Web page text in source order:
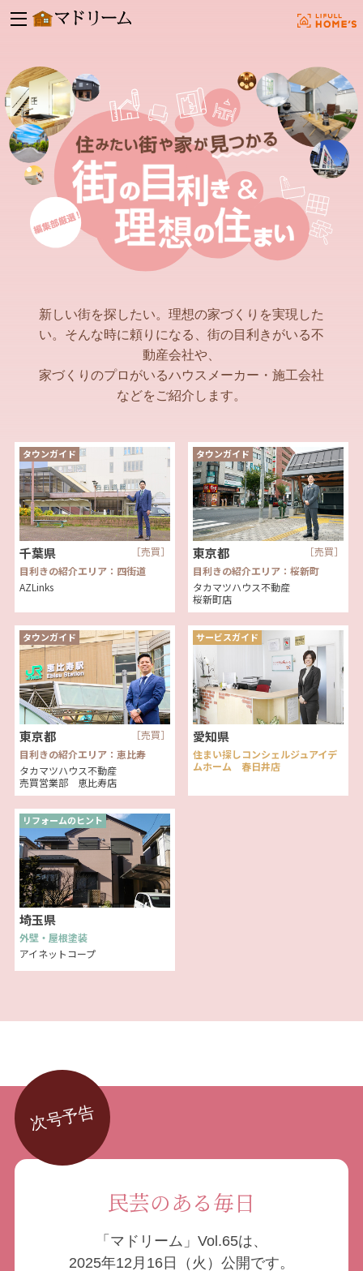
新しい街を探したい。理想の家づくりを実現した
い。そんな時に頼りになる、街の目利きがいる不
動産会社や、
家づくりのプロがいるハウスメーカー・施工会社
などをご紹介します。
タウンガイド
千葉県
目利きの紹介エリア：四街道
［売買］
AZLinks
タウンガイド
東京都
目利きの紹介エリア：桜新町
［売買］
タカマツハウス不動産
桜新町店
タウンガイド
東京都
目利きの紹介エリア：恵比寿
［売買］
タカマツハウス不動産
売買営業部 恵比寿店
サービスガイド
愛知県
住まい探しコンシェルジュアイデ
ムホーム 春日井店
リフォームのヒント
埼玉県
外壁・屋根塗装
アイネットコープ
次号予告
民芸のある毎日
「マドリーム」Vol.65は、
2025年12月16日（火）公開です。